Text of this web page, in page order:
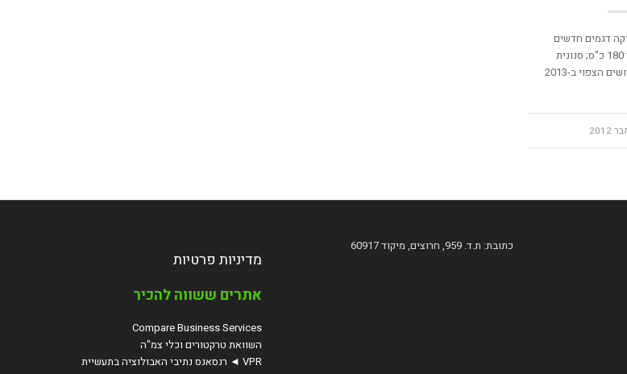
דגמים חדשים
בקטגוריית הביניים, עד 180 כ"ס; סנונית
הצפוי ב-2013
כתובת: ת.ד. 959, חרוצים, מיקוד 60917
מדיניות פרטיות
אתרים ששווה להכיר
Compare Business Services
השוואת טרקטורים וכלי צמ"ה
VPR ◄ רנסאנס נתיבי האבולוציה בתעשיית